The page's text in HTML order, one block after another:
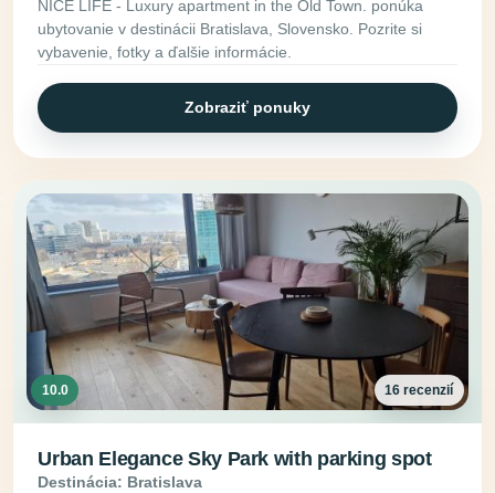
NICE LIFE - Luxury apartment in the Old Town. ponúka
ubytovanie v destinácii Bratislava, Slovensko. Pozrite si
vybavenie, fotky a ďalšie informácie.
Zobraziť ponuky
10.0 16 recenzií
Urban Elegance Sky Park with parking spot
Destinácia: Bratislava